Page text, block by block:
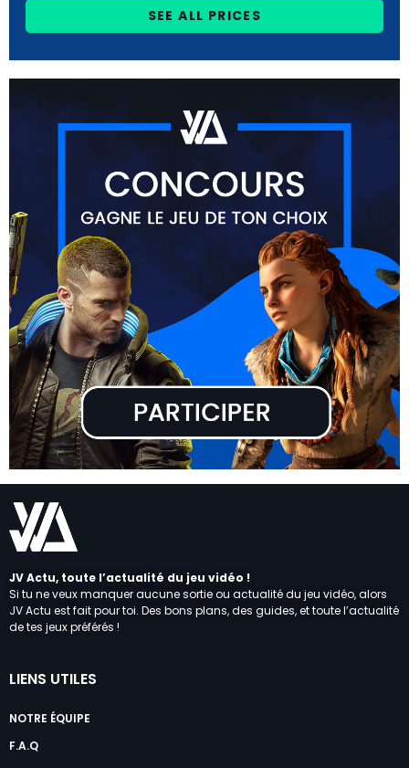
SEE ALL PRICES
JV Actu, toute l’actualité du jeu vidéo !
Si tu ne veux manquer aucune sortie ou actualité du jeu vidéo, alors
JV Actu est fait pour toi. Des bons plans, des guides, et toute l’actualité
de tes jeux préférés !
LIENS UTILES
NOTRE ÉQUIPE
F.A.Q